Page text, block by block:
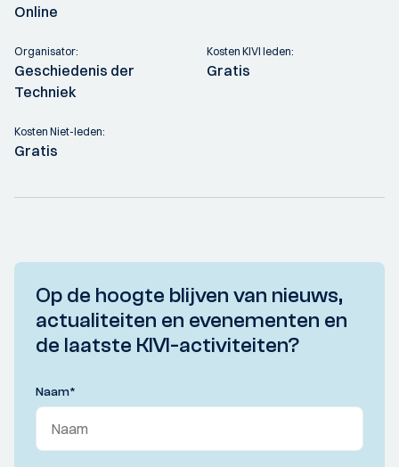
Online
Organisator:
Geschiedenis der
Techniek
Kosten KIVI leden:
Gratis
Kosten Niet-leden:
Gratis
Op de hoogte blijven van nieuws,
actualiteiten en evenementen en
de laatste KIVI-activiteiten?
Naam*